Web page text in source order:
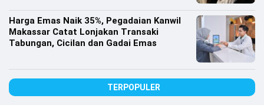
Copyright
Harga Emas Naik 35%, Pegadaian Kanwil
Makassar Catat Lonjakan Transaki
Tabungan, Cicilan dan Gadai Emas
TERPOPULER